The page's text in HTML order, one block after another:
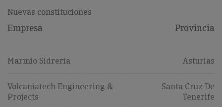
Nuevas constituciones
Empresa Provincia
Marmio Sidreria Asturias
Volcaniatech Engineering &
Projects
Santa Cruz De
Tenerife